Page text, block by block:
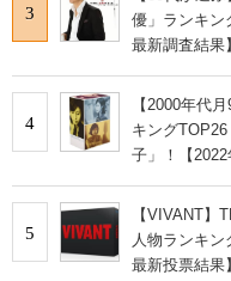
3
優」ランキ
最新調査結果】
4
【2000年代
キング
子」！【2022
5
【VIVANT】
人物ランキ
最新投票結果】